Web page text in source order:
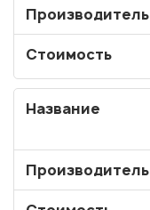
Производитель
Стоимость
Название
Производитель